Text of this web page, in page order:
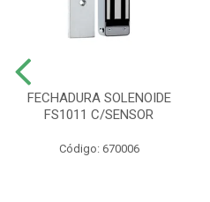
FECHADURA SOLENOIDE
FS1011 C/SENSOR
Código: 670006